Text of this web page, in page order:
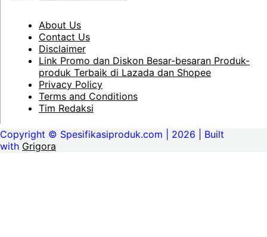
About Us
Contact Us
Disclaimer
Link Promo dan Diskon Besar-besaran Produk-
produk Terbaik di Lazada dan Shopee
Privacy Policy
Terms and Conditions
Tim Redaksi
Copyright © Spesifikasiproduk.com | 2026 | Built
with Grigora